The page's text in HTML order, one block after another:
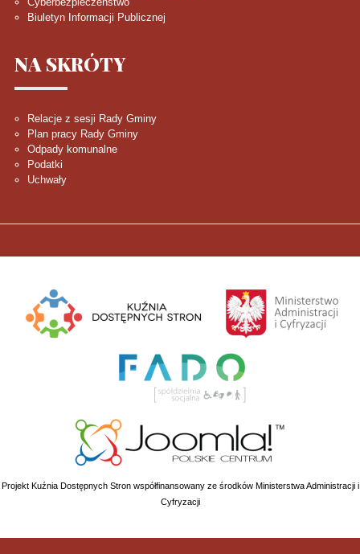
Biuletyn Informacji Publicznej
NA SKRÓTY
Relacje z sesji Rady Gminy
Plan pracy Rady Gminy
Odpady komunalne
Podatki
Uchwały
Projekt Kuźnia Dostępnych Stron współfinansowany ze środków Ministerstwa Administracji i
Cyfryzacji